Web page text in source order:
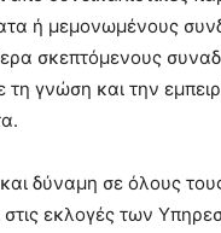
ή μεμονωμένους
σκεπτόμενους
τη γνώση και την
και δύναμη σε όλους
στις εκλογές των